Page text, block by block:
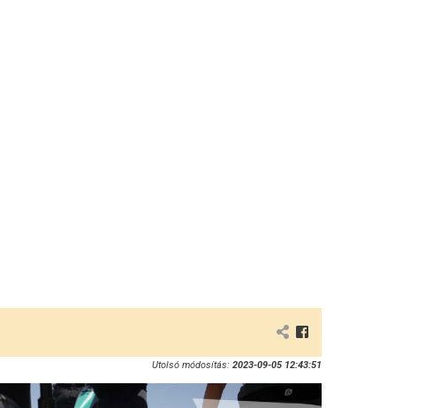
Utolsó módosítás: 2023-09-05 12:43:51